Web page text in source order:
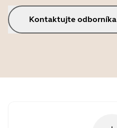
Kontaktujte odborníka